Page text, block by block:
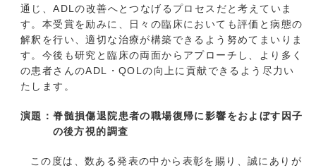
通じ、ADLの改善へとつなげるプロセスだと考えていま
す。本受賞を励みに、日々の臨床においても評価と病態の
解釈を行い、適切な治療が構築できるよう努めてまいりま
す。今後も研究と臨床の両面からアプローチし、より多く
の患者さんのADL・QOLの向上に貢献できるよう尽力い
たします。
演題：脊髄損傷退院患者の職場復帰に影響をおよぼす因子
の後方視的調査
この度は、数ある発表の中から表彰を賜り、誠にありが